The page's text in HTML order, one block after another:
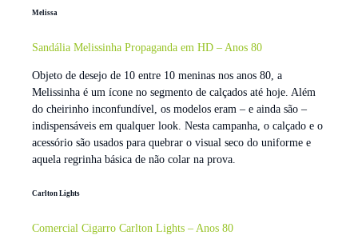
Melissa
Sandália Melissinha Propaganda em HD – Anos 80
Objeto de desejo de 10 entre 10 meninas nos anos 80, a
Melissinha é um ícone no segmento de calçados até hoje. Além
do cheirinho inconfundível, os modelos eram – e ainda são –
indispensáveis em qualquer look. Nesta campanha, o calçado e o
acessório são usados para quebrar o visual seco do uniforme e
aquela regrinha básica de não colar na prova.
Carlton Lights
Comercial Cigarro Carlton Lights – Anos 80